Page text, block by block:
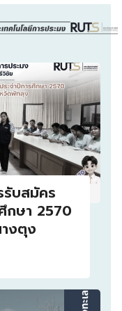
รับสมัคร
กษา 2570
งตุง